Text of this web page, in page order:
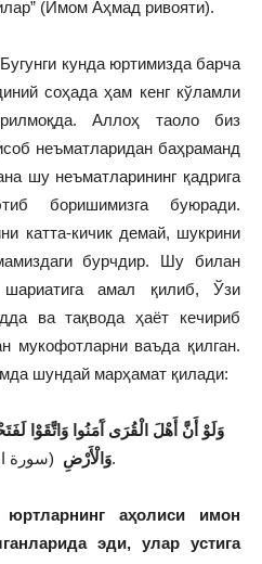
(Имом Аҳмад ривояти).
Бугунги кунда юртимизда барча
соҳада ҳам кенг кўламли
Аллоҳ таоло биз
неъматларидан баҳраманд
шу неъматларининг қадрига
боришимизга буюради.
катта-кичик демай, шукрини
бурчдир. Шу билан
амал қилиб, Ўзи
ва тақвода ҳаёт кечириб
мукофотларни ваъда қилган.
шундай марҳамат қилади:
وَالْأَرْضِ(سورة الأعراف/96).
юртларнинг аҳолиси имон
эди, улар устига